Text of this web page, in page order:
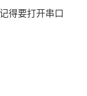
得要打开串口